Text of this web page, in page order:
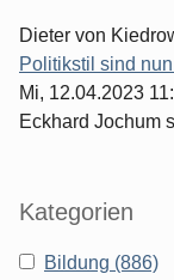
Dieter von
Politikstil sind
Mi, 12.04.2023
Eckhard Jochum
Kategorien
Bildung (886)